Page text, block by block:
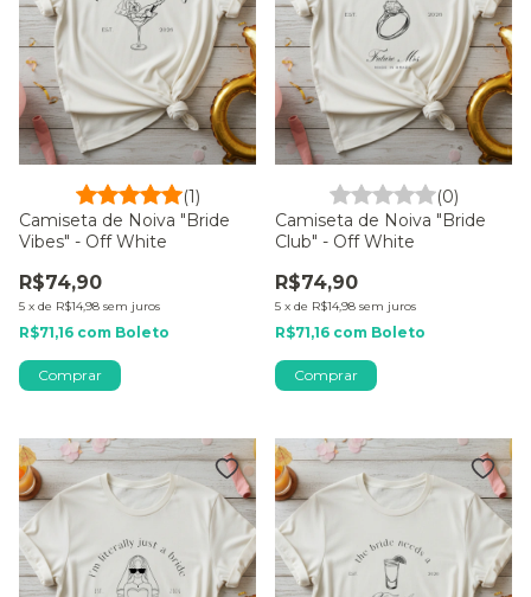
(1)
Camiseta de Noiva "Bride
Vibes" - Off White
R$74,90
5 x de R$14,98 sem juros
R$71,16 com Boleto
Comprar
(0)
Camiseta de Noiva "Bride
Club" - Off White
R$74,90
5 x de R$14,98 sem juros
R$71,16 com Boleto
Comprar